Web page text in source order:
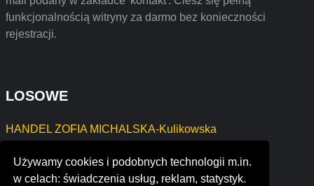
Używamy cookies i podobnych technologii m.in.
w celach: świadczenia usług, reklam, statystyk.
funkcjonalnością witryny za darmo bez konieczności
rejestracji.
LOSOWE
HANDEL ZOFIA MICHALSKA-Kulikowska
CZESŁAW REGIEC
Kamila Babula